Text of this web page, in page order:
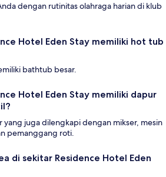
dengan rutinitas olahraga harian di klub
Hotel Eden Stay memiliki hot tub
bathtub besar.
Hotel Eden Stay memiliki dapur
yang juga dilengkapi dengan mikser, mesin
pemanggang roti.
di sekitar Residence Hotel Eden